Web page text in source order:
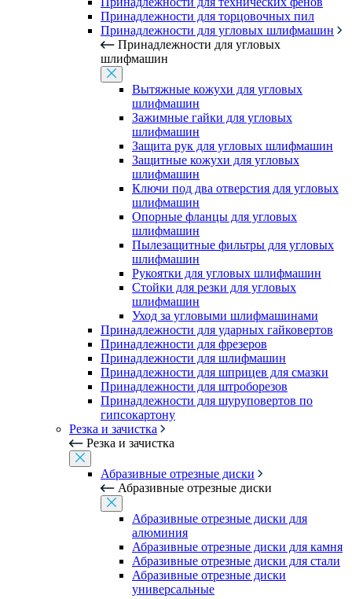
Принадлежности для торцовочных пил
Принадлежности для угловых шлифмашин
Принадлежности для угловых
шлифмашин
Вытяжные кожухи для угловых
шлифмашин
Зажимные гайки для угловых
шлифмашин
Защита рук для угловых шлифмашин
Защитные кожухи для угловых
шлифмашин
Ключи под два отверстия для угловых
шлифмашин
Опорные фланцы для угловых
шлифмашин
Пылезащитные фильтры для угловых
шлифмашин
Рукоятки для угловых шлифмашин
Стойки для резки для угловых
шлифмашин
Уход за угловыми шлифмашинами
Принадлежности для ударных гайковертов
Принадлежности для фрезеров
Принадлежности для шлифмашин
Принадлежности для шприцев для смазки
Принадлежности для штроборезов
Принадлежности для шуруповертов по
гипсокартону
Резка и зачистка
Резка и зачистка
Абразивные отрезные диски
Абразивные отрезные диски
Абразивные отрезные диски для
алюминия
Абразивные отрезные диски для камня
Абразивные отрезные диски для стали
Абразивные отрезные диски
универсальные